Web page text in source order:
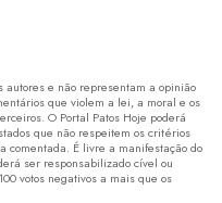
e não representam a opinião
que violem a lei, a moral e os
O Portal Patos Hoje poderá
que não respeitem os critérios
comentada. É livre a manifestação do
ser responsabilizado cível ou
votos negativos a mais que os